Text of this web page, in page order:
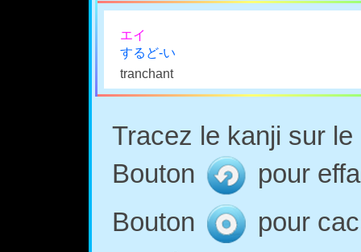
エイ
するど-い
tranchant
Tracez le kanji sur
Bouton
pour
Bouton
pour